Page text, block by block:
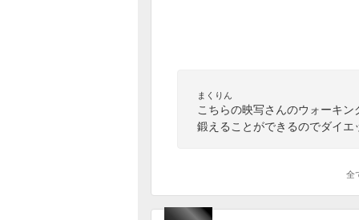
まくりん
こちらの映写さんのウォーキ
鍛えることができるのでダイエ
全